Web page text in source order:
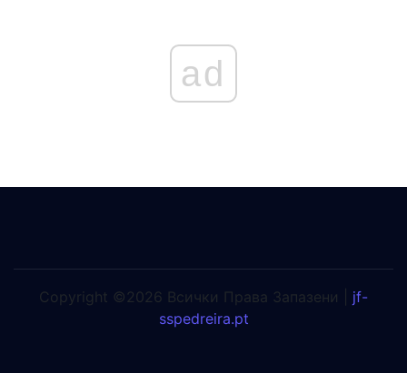
ad
Copyright ©2026 Всички Права Запазени | jf-
sspedreira.pt